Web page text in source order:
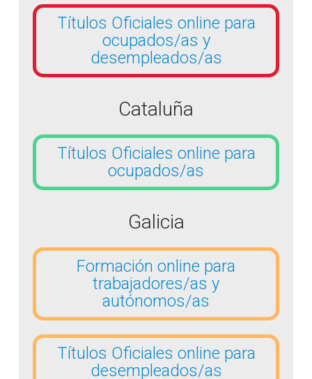
Títulos Oficiales online para
ocupados/as y
desempleados/as
Cataluña
Títulos Oficiales online para
ocupados/as
Galicia
Formación online para
trabajadores/as y
autónomos/as
Títulos Oficiales online para
desempleados/as